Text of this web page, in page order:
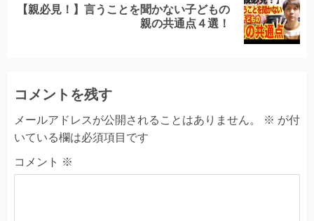
Next
【親必見！】言うことを聞かない子どもの
親の共通点４選！
コメントを残す
メールアドレスが公開されることはありません。 ※ が付
いている欄は必須項目です
コメント ※